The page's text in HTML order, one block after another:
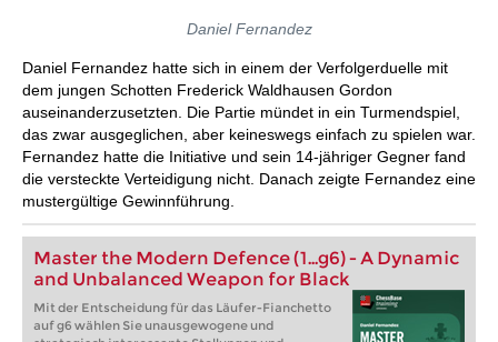
Daniel Fernandez
Daniel Fernandez hatte sich in einem der Verfolgerduelle mit
dem jungen Schotten Frederick Waldhausen Gordon
auseinanderzusetzten. Die Partie mündet in ein Turmendspiel,
das zwar ausgeglichen, aber keineswegs einfach zu spielen war.
Fernandez hatte die Initiative und sein 14-jähriger Gegner fand
die versteckte Verteidigung nicht. Danach zeigte Fernandez eine
mustergültige Gewinnführung.
Master the Modern Defence (1...g6) - A Dynamic
and Unbalanced Weapon for Black
Mit der Entscheidung für das Läufer-Fianchetto
auf g6 wählen Sie unausgewogene und